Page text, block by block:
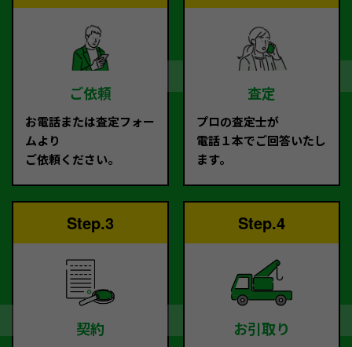
ご依頼
お電話または査定フォー
ムより
ご依頼ください。
査定
プロの査定士が
電話１本でご回答いたし
ます。
Step.3
契約
Step.4
お引取り